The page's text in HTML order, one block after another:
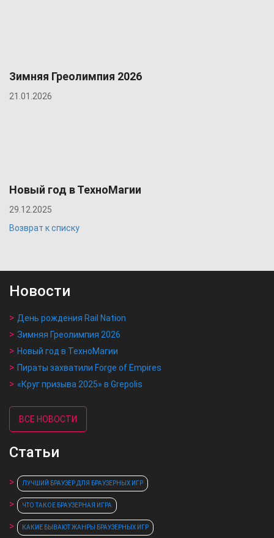
Зимняя Греолимпия 2026
21.01.2026
Новый год в ТехноМагии
29.12.2025
Возврат к списку
Новости
День рождения Rail Nation
Зимняя Греолимпия 2026
Новый год в ТехноМагии
Пираты захватили Forge of Empires
«Круг призыва 2025» в Grepolis
ВСЕ НОВОСТИ
Статьи
ЛУЧШИЙ БРАУЗЕР ДЛЯ БРАУЗЕРНЫХ ИГР
ЧТО ТАКОЕ БРАУЗЕРНАЯ ИГРА
КАКИЕ БЫВАЮТ ЖАНРЫ БРАУЗЕРНЫХ ИГР